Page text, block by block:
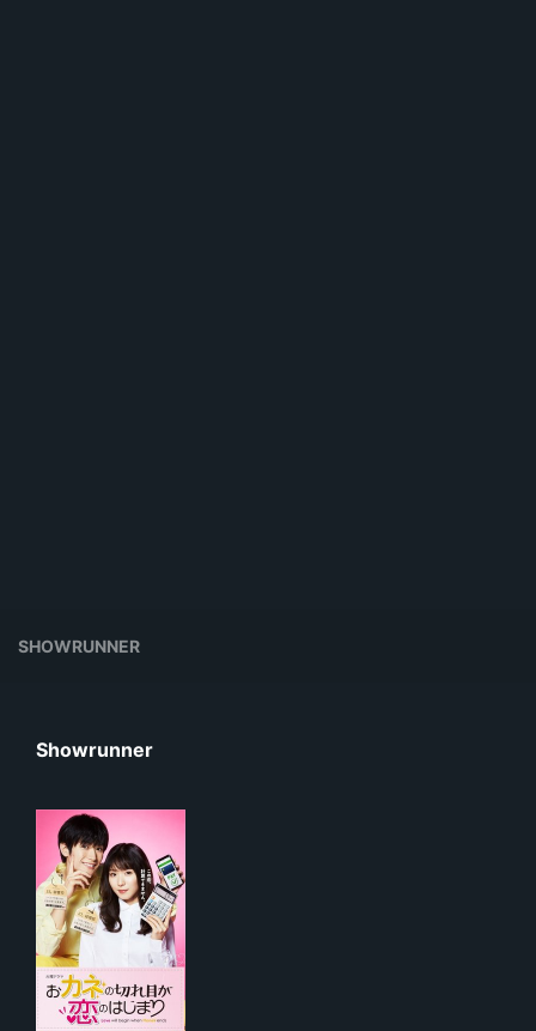
SHOWRUNNER
Showrunner